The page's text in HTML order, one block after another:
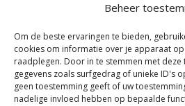
Beheer
Om de beste ervaringen te bieden,
cookies om informatie over je apparaat
raadplegen. Door in te stemmen met deze
gegevens zoals surfgedrag of unieke ID's
geen toestemming geeft of uw
nadelige invloed hebben op bepaalde